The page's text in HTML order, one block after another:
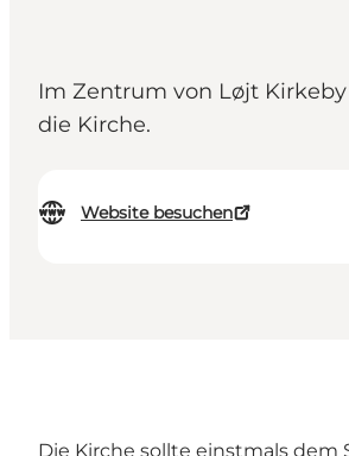
Im Zentrum von Løjt
die Kirche.
Website besuchen
Die Kirche sollte einstmals dem